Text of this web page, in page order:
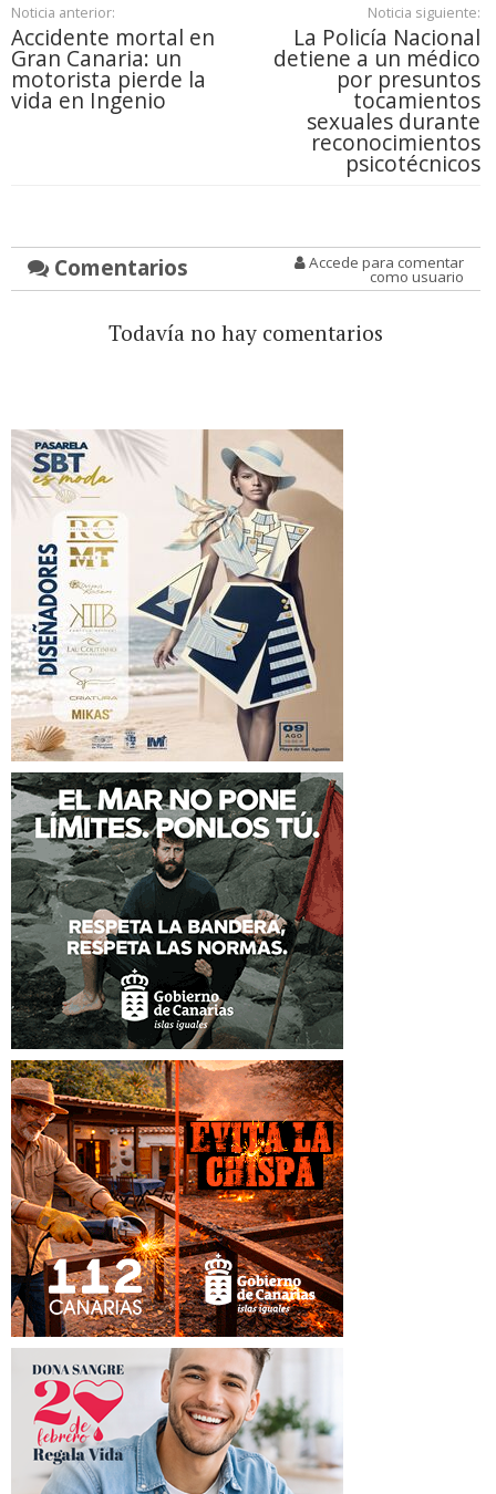
Noticia anterior:
Accidente mortal en
Gran Canaria: un
motorista pierde la
vida en Ingenio
Noticia siguiente:
La Policía Nacional
detiene a un médico
por presuntos
tocamientos
sexuales durante
reconocimientos
psicotécnicos
Comentarios Accede para comentar
como usuario
Todavía no hay comentarios